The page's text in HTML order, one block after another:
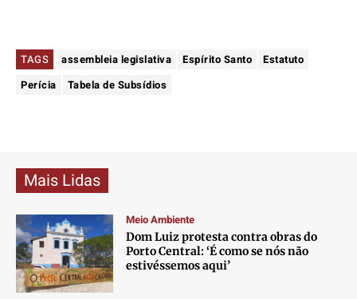
TAGS assembleia legislativa Espírito Santo
Estatuto
Perícia
Tabela de Subsídios
Mais Lidas
Meio Ambiente
Dom Luiz protesta contra obras do
Porto Central: ‘É como se nós não
estivéssemos aqui’